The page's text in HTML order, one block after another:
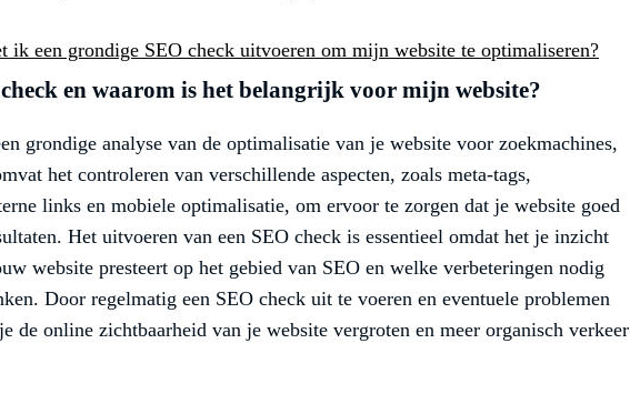
ik een grondige SEO check uitvoeren om mijn website te optimaliseren?
en waarom is het belangrijk voor mijn website?
grondige analyse van de optimalisatie van je website voor zoekmachines,
het controleren van verschillende aspecten, zoals meta-tags,
links en mobiele optimalisatie, om ervoor te zorgen dat je website goed
Het uitvoeren van een SEO check is essentieel omdat het je inzicht
website presteert op het gebied van SEO en welke verbeteringen nodig
Door regelmatig een SEO check uit te voeren en eventuele problemen
de online zichtbaarheid van je website vergroten en meer organisch verkeer